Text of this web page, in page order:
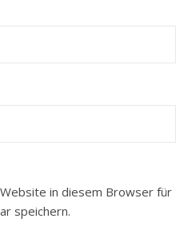
in diesem Browser für
speichern.